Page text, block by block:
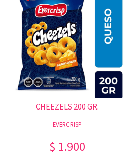
CHEEZELS 200 GR.
EVERCRISP
$ 1.900